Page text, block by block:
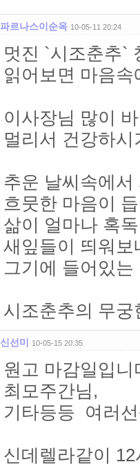
파르나스이순옥 10-05-11 20:24
멋진 `시조춘추`
읽어보면 마음
이사장님 많이
멀리서 건강하
추운 날씨속에
흐뭇한 마음이
삶이 얼마나 혹
새잎들이 띄워
그기에 들어있
시조춘추의 무
신선미 10-05-15 20:35
원고 마감일입
최모주간님,
기타등등 여러
신데렐라같이